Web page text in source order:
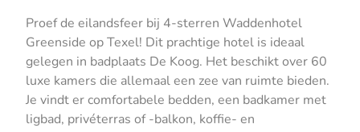
Proef de eilandsfeer bij 4-sterren Waddenhotel
Greenside op Texel! Dit prachtige hotel is ideaal
gelegen in badplaats De Koog. Het beschikt over 60
luxe kamers die allemaal een zee van ruimte bieden.
Je vindt er comfortabele bedden, een badkamer met
ligbad, privéterras of -balkon, koffie- en